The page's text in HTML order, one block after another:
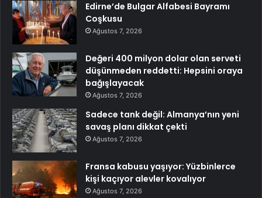
Edirne’de Bulgar Alfabesi Bayramı
Coşkusu
Ağustos 7, 2026
Değeri 400 milyon dolar olan serveti
düşünmeden reddetti: Hepsini oraya
bağışlayacak
Ağustos 7, 2026
Sadece tank değil: Almanya’nın yeni
savaş planı dikkat çekti
Ağustos 7, 2026
Fransa kabusu yaşıyor: Yüzbinlerce
kişi kaçıyor alevler kovalıyor
Ağustos 7, 2026